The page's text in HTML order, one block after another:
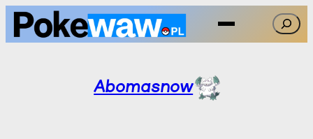
Przejdź
Szukaj
Abomasnow